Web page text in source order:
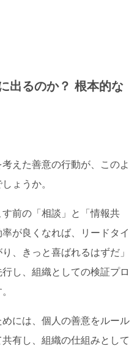
出るのか？ 根本的な
えた善意の行動が、このよ
ょうか。
前の「相談」と「情報共
が良くなれば、リードタイ
、きっと喜ばれるはずだ」
し、組織としての検証プロ
には、個人の善意をルール
有し、組織の仕組みとして